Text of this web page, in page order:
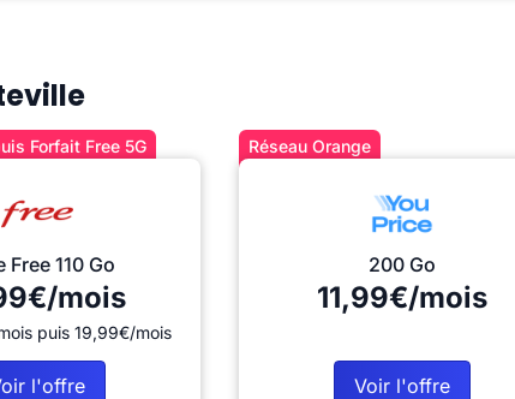
Forfait Free 5G
Free 110 Go
mois
puis 19,99€/mois
l'offre
Réseau Orange
200 Go
11,99€/mois
Voir l'offre